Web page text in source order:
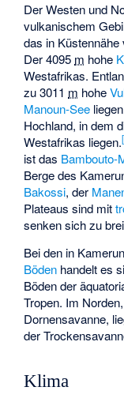
Der Westen und
vulkanischem
das in
Der4095 m hohe
Westafrikas.
zu3011 m hohe
Manoun-See
Hochland, in dem
Westafrikas liegen.[
ist das Bambouto-
Berge des
Bakossi, der
Plateaus sind mit
senken sich zu
Bei den in
Böden handelt es
Böden der
Tropen. Im
Dornensavanne,
der
Klima